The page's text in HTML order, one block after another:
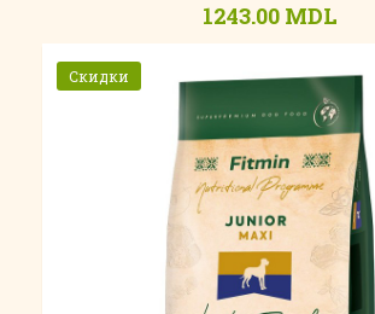
1243.00 MDL
Скидки